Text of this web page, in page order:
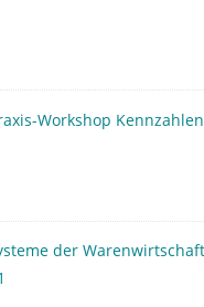
Workshop
der